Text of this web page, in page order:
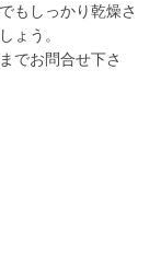
もしっかり乾燥さ
ょう。
でお問合せ下さ